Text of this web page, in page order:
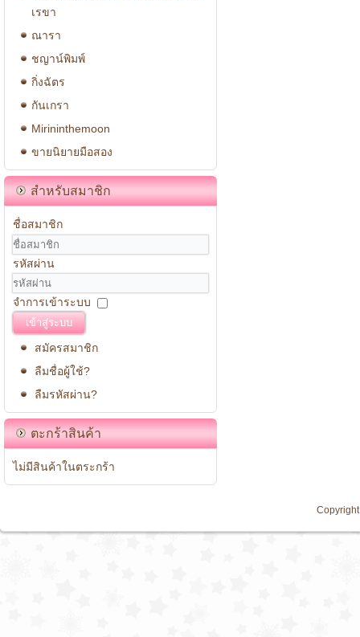
เรขา
ณารา
ชญาน์พิมพ์
กิ่งฉัตร
กันเกรา
Mirininthemoon
ขายนิยายมือสอง
สำหรับสมาชิก
ชื่อสมาชิก
รหัสผ่าน
จำการเข้าระบบ
เข้าสู่ระบบ
สมัครสมาชิก
ลืมชื่อผู้ใช้?
ลืมรหัสผ่าน?
ตะกร้าสินค้า
ไม่มีสินค้าในตระกร้า